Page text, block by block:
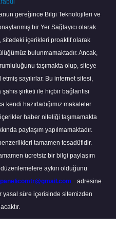
gereğince Bilgi Teknolojileri ve
bir Yer Sağlayıcı olarak
sitedeki içerikleri proaktif olarak
bulunmamaktadır. Ancak,
taşımakta olup, siteye
sayılırlar. Bu internet sitesi,
şirketi ile hiçbir bağlantısı
kendi hazırladığımız makaleler
haber niteliği taşımamakta
paylaşım yapılmamaktadır.
tamamen tesadüfidir.
ücretsiz bir bilgi paylaşım
aykırı olduğunu
adresine
süre içerisinde sitemizden